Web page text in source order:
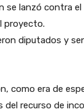
se lanzó contra
proyecto.
diputados y
como era de
del recurso de